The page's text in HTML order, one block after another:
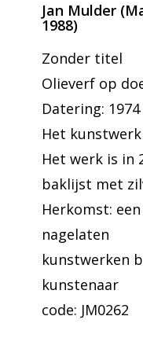
Jan Mulder
1988)
Zonder titel
Olieverf op
Datering: 1974
Het
Het werk is in
baklijst met
Herkomst:
nagelaten
kunstwerken
kunstenaar
code: JM0262